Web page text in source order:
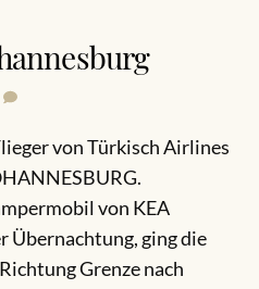
von Türkisch Airlines
von KEA
Übernachtung, ging die
Grenze nach